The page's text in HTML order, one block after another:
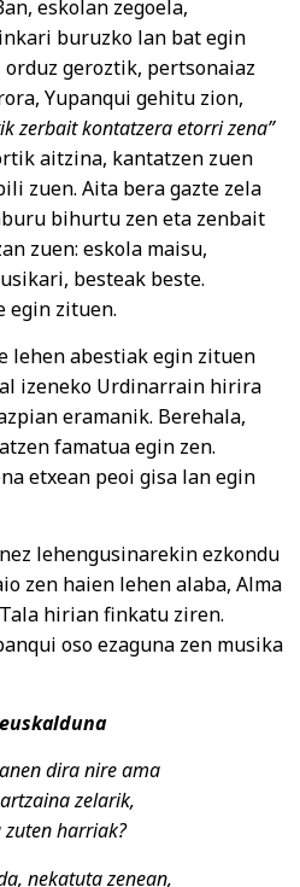
eskolan zegoela,
buruzko lan bat egin
geroztik, pertsonaiaz
Yupanqui gehitu zion,
zerbait kontatzera etorri zena”
aitzina, kantatzen zuen
zuen. Aita bera gazte zela
bihurtu zen eta zenbait
zuen: eskola maisu,
besteak beste.
egin zituen.
lehen abestiak egin zituen
izeneko Urdinarrain hirira
eramanik. Berehala,
famatua egin zen.
etxean peoi gisa lan egin
lehengusinarekin ezkondu
zen haien lehen alaba, Alma
hirian finkatu ziren.
oso ezaguna zen musika
dira nire ama
zelarik,
zuten harriak?
nekatuta zenean,